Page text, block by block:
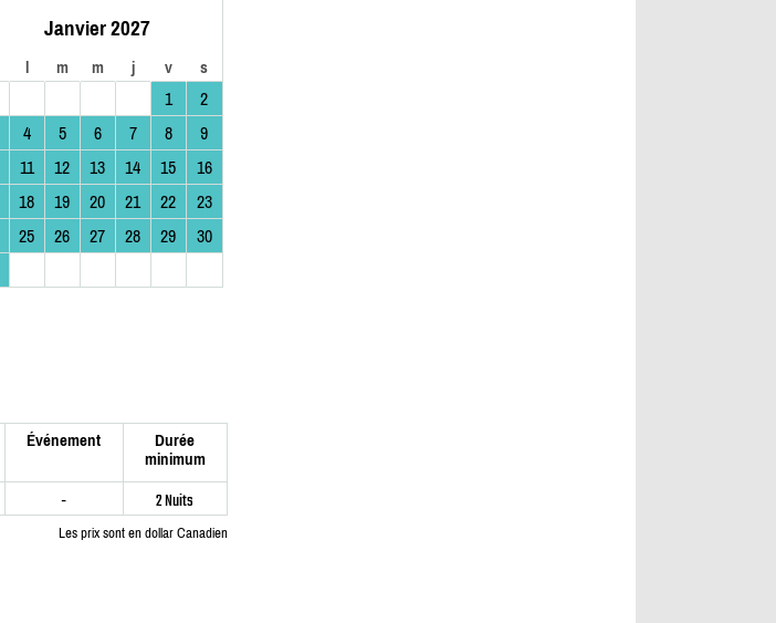
Janvier 2027
l m m j v s
1
2
4 5 6 7 8
9
11 12 13 14 15
16
18 19 20 21 22
23
25 26 27 28 29
30
Événement
Durée
minimum
- 2 Nuits
Les prix sont en dollar Canadien